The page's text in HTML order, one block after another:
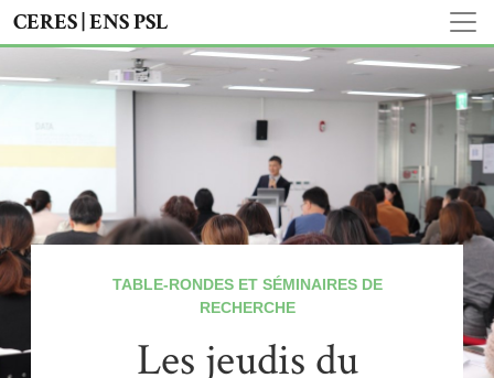
CERES | ENS PSL
TABLE-RONDES ET SÉMINAIRES DE
RECHERCHE
Les jeudis du